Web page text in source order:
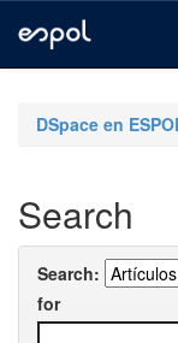
navigationDSpace en
Search
Search:
for